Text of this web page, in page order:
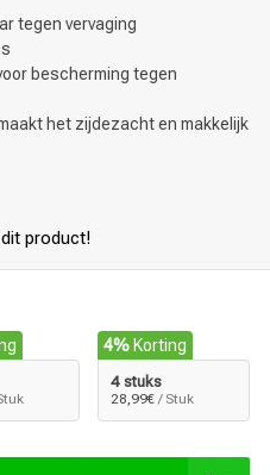
tegen vervaging
bescherming tegen
het zijdezacht en makkelijk
product!
4% Korting
4 stuks
28,99€ / Stuk